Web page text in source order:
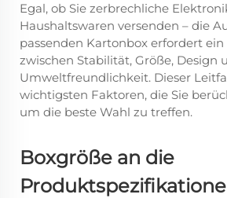
Egal, ob Sie zerbrechliche
Haushaltswaren versenden – die
passenden Kartonbox erfordert
zwischen Stabilität, Größe, Design
Umweltfreundlichkeit. Dieser
wichtigsten Faktoren, die Sie
um die beste Wahl zu treffen.
Boxgröße an die